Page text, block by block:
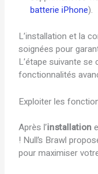
batterie iPhone).
L’installation et la
soignées pour
L’étape suivante se
fonctionnalités
Exploiter les
Après l’installation
! Null’s Brawl
pour maximiser